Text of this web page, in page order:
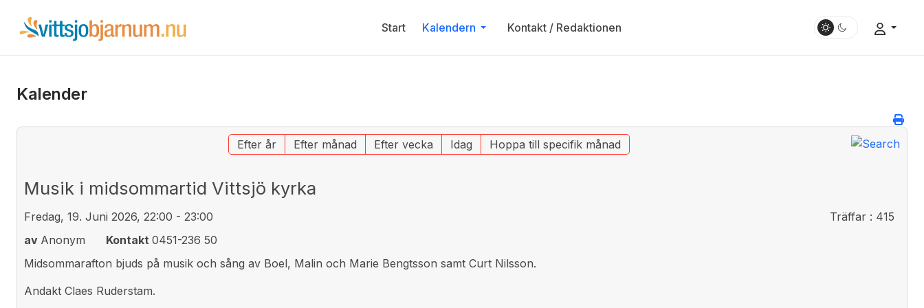
Start Kalendern Kontakt / Redaktionen
Kalender
Efter år Efter månad Efter vecka Idag Hoppa till specifik månad
Musik i midsommartid Vittsjö kyrka
Fredag, 19. Juni 2026, 22:00 - 23:00 Träffar : 415
av Anonym Kontakt 0451-236 50
Midsommarafton bjuds på musik och sång av Boel, Malin och Marie Bengtsson samt Curt Nilsson.
Andakt Claes Ruderstam.